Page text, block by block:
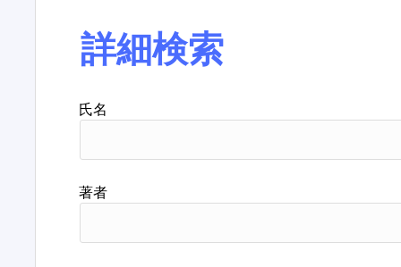
詳細検索
氏名
著者